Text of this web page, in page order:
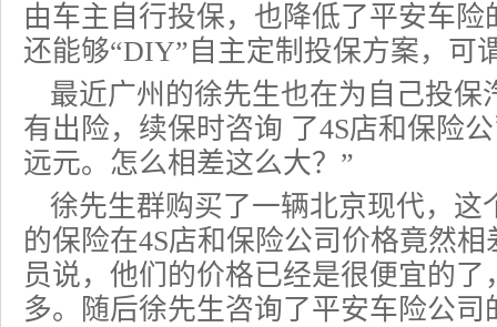
由车主自行投保，也降低了平安车
还能够“DIY”自主定制投保方案，可
最近广州的徐先生也在为自己投保
有出险，续保时咨询 了4S店和保险
远元。怎么相差这么大？”
徐先生群购买了一辆北京现代，这
的保险在4S店和保险公司价格竟然
员说，他们的价格已经是很便宜的
多。随后徐先生咨询了平安车险公司